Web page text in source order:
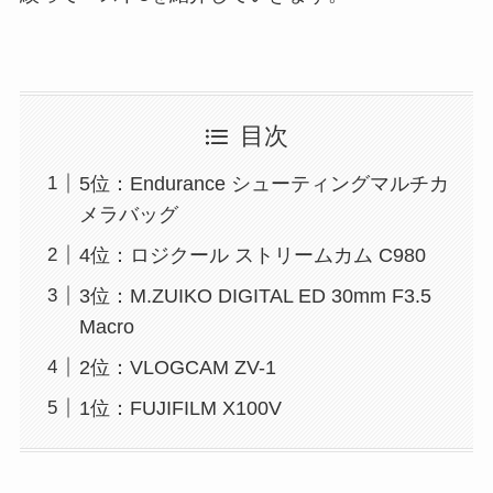
目次
5位：Endurance シューティングマルチカ
メラバッグ
4位：ロジクール ストリームカム C980
3位：M.ZUIKO DIGITAL ED 30mm F3.5
Macro
2位：VLOGCAM ZV-1
1位：FUJIFILM X100V